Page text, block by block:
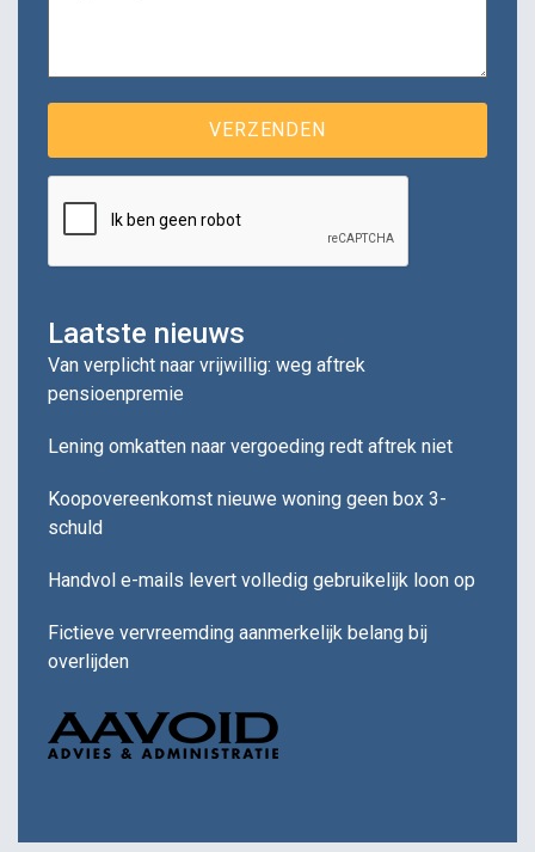
Laatste nieuws
Van verplicht naar vrijwillig: weg aftrek
pensioenpremie
Lening omkatten naar vergoeding redt aftrek niet
Koopovereenkomst nieuwe woning geen box 3-
schuld
Handvol e-mails levert volledig gebruikelijk loon op
Fictieve vervreemding aanmerkelijk belang bij
overlijden